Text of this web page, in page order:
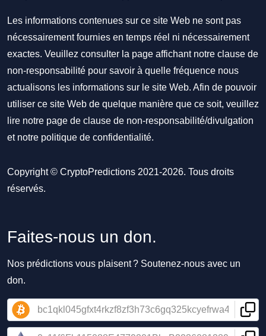
Les informations contenues sur ce site Web ne sont pas
nécessairement fournies en temps réel ni nécessairement
exactes. Veuillez consulter la page affichant notre clause de
non-responsabilité pour savoir à quelle fréquence nous
actualisons les informations sur le site Web. Afin de pouvoir
utiliser ce site Web de quelque manière que ce soit, veuillez
lire notre page de clause de non-responsabilité/divulgation
et notre politique de confidentialité.
Copyright © CryptoPredictions 2021-2026. Tous droits
réservés.
Faites-nous un don.
Nos prédictions vous plaisent ? Soutenez-nous avec un
don.